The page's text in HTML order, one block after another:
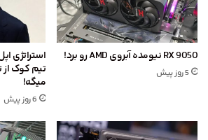
RX 9050 نیومده آبروی AMD رو برد!
5 روز پیش
استراتژی
تیم کوک از
میگه!
6 روز پیش